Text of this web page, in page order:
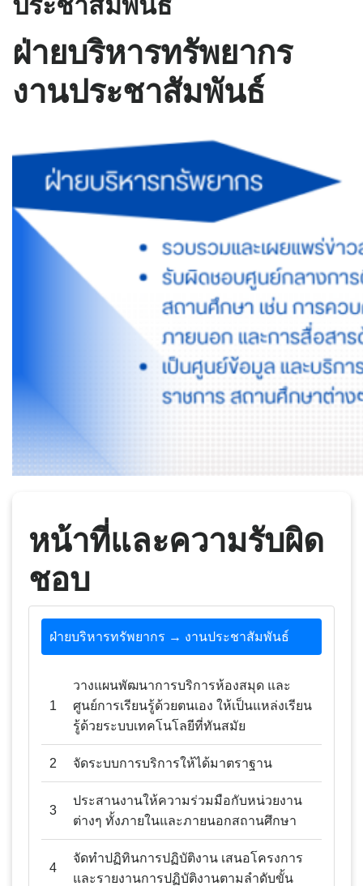
ฝ่ายบริหารทรัพยากร
งานประชาสัมพันธ์
หน้าที่และความรับผิด
ชอบ
ฝ่ายบริหารทรัพยากร → งานประชาสัมพันธ์
1
วางแผนพัฒนาการบริการห้องสมุด และ
ศูนย์การเรียนรู้ด้วยตนเอง ให้เป็นแหล่งเรียน
รู้ด้วยระบบเทคโนโลยีที่ทันสมัย
2 จัดระบบการบริการให้ได้มาตราฐาน
3
ประสานงานให้ความร่วมมือกับหน่วยงาน
ต่างๆ ทั้งภายในและภายนอกสถานศึกษา
4
จัดทำปฏิทินการปฏิบัติงาน เสนอโครงการ
และรายงานการปฏิบัติงานตามลำดับขั้น